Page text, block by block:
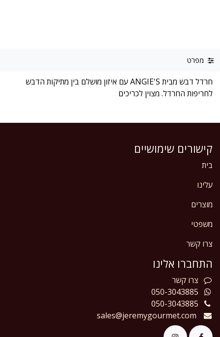
מפרט
חרדל דבש מבית ANGIE'S עם איזון מושלם בין מתיקות הדבש
לחריפות החרדל. מצוין לכריכים
קישורים שימושיים
בית
עלינו
מוצרים
משפטי
צרו קשר
התחברו אלינו
צרו קשר
050-3043885
050-3043885
sales@jeremygourmet.com